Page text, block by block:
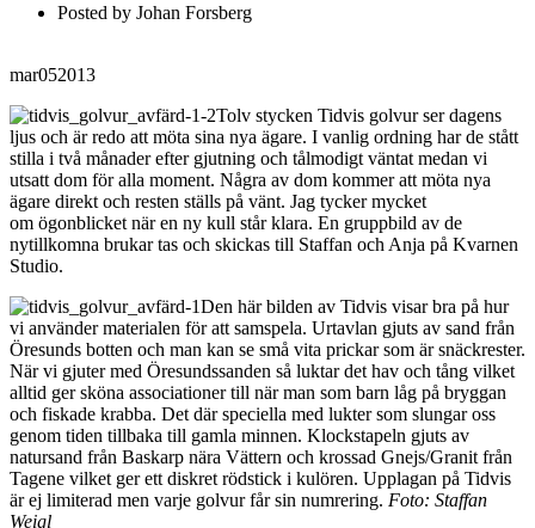
Posted by Johan Forsberg
mar052013
Tolv stycken Tidvis golvur ser dagens
ljus och är redo att möta sina nya ägare. I vanlig ordning har de stått
stilla i två månader efter gjutning och tålmodigt väntat medan vi
utsatt dom för alla moment. Några av dom kommer att möta nya
ägare direkt och resten ställs på vänt. Jag tycker mycket
om ögonblicket när en ny kull står klara. En gruppbild av de
nytillkomna brukar tas och skickas till Staffan och Anja på Kvarnen
Studio.
Den här bilden av Tidvis visar bra på hur
vi använder materialen för att samspela. Urtavlan gjuts av sand från
Öresunds botten och man kan se små vita prickar som är snäckrester.
När vi gjuter med Öresundssanden så luktar det hav och tång vilket
alltid ger sköna associationer till när man som barn låg på bryggan
och fiskade krabba. Det där speciella med lukter som slungar oss
genom tiden tillbaka till gamla minnen. Klockstapeln gjuts av
natursand från Baskarp nära Vättern och krossad Gnejs/Granit från
Tagene vilket ger ett diskret rödstick i kulören. Upplagan på Tidvis
är ej limiterad men varje golvur får sin numrering. Foto: Staffan
Weigl